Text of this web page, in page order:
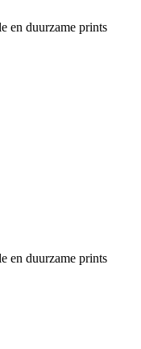
en duurzame prints
en duurzame prints